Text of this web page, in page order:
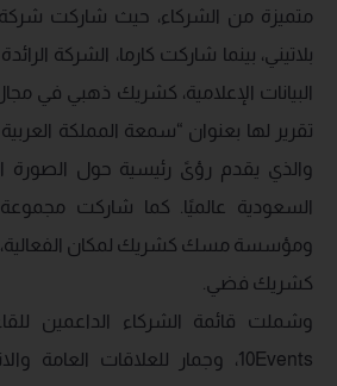
متميزة من الشركاء، حيث شاركت
بلاتيني، بينما شاركت كارما، الشركة
البيانات الإعلامية، كشريك ذهبي في
والذي يقدم رؤىً رئيسية حول الصورة
السعودية عالميًا. كما شاركت
ومؤسسة مسك كشريك لمكان
كشريك فضي.
وشملت قائمة الشركاء الداعمين